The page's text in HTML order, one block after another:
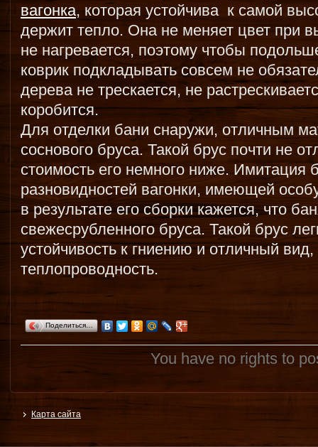
вагонка, которая устойчива к самой
держит тепло. Она не меняет цвет при
не нагревается, поэтому чтобы
коврик подкладывать совсем не
дерева не трескается, не
коробится.
Для отделки бани снаружи, отличным
соснового бруса. Такой брус почти не
стоимость его немного ниже. Имитация
разновидностей вагонки, имеющей
в результате его сборки кажется, что
свежесрубленного бруса. Такой брус
устойчивость к гниению и отличный
теплопроводность.
Поделиться…
You have no rights to
Карта сайта